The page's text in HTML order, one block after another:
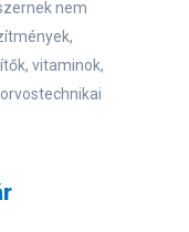
nem
vitaminok,